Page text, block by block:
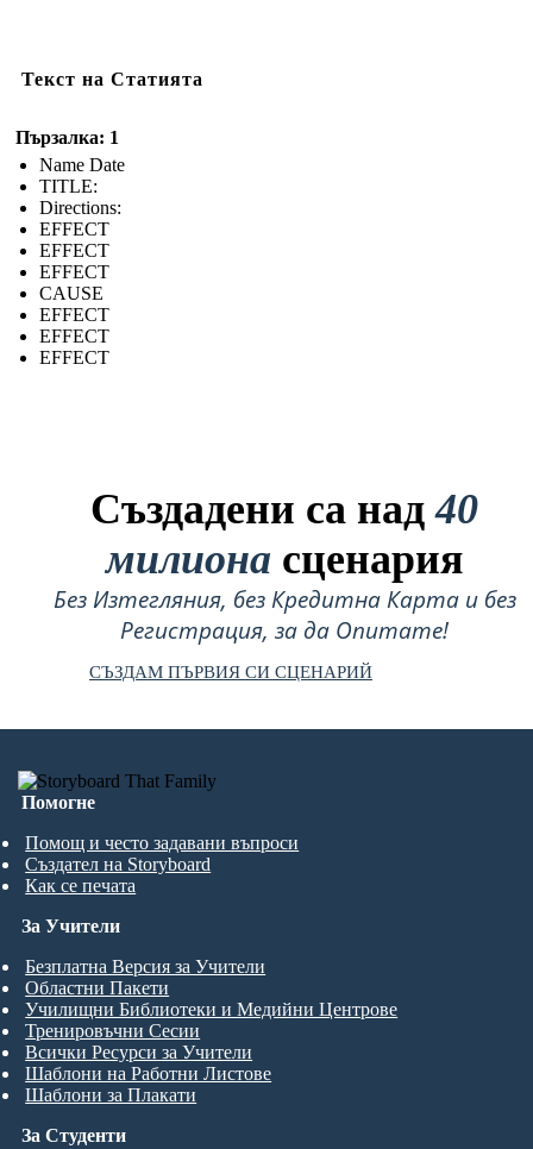
Текст на Статията
Пързалка: 1
Name Date
TITLE :
Directions:
EFFECT
EFFECT
EFFECT
CAUSE
EFFECT
EFFECT
EFFECT
Създадени са над40
милиона сценария
Без Изтегляния, без Кредитна Карта и без
Регистрация, за да Опитате!
СЪЗДАМ ПЪРВИЯ СИ СЦЕНАРИЙ
Помогне
Помощ и често задавани въпроси
Създател на Storyboard
Как се печата
За Студенти
За Учители
Безплатна Версия за Учители
Областни Пакети
Училищни Библиотеки и Медийни Центрове
Тренировъчни Сесии
Всички Ресурси за Учители
Шаблони на Работни Листове
Шаблони за Плакати